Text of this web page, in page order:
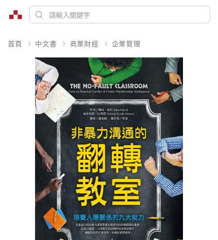
首頁 中文書 商業財經 企業管理